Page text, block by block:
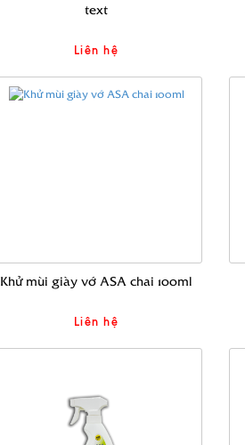
text
Liên hệ
Khử mùi giày vớ ASA chai 100ml
Liên hệ